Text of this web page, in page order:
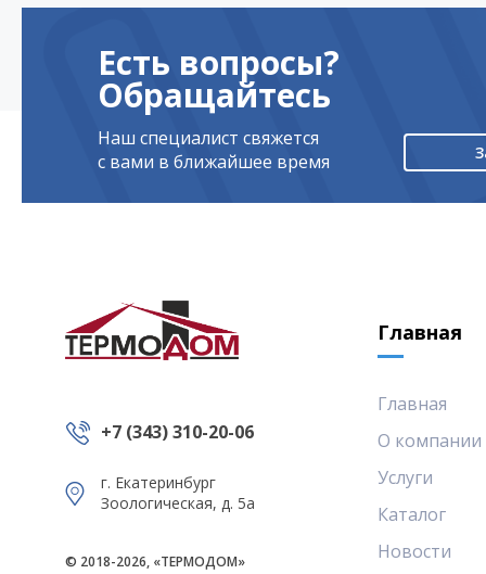
Есть вопросы?
Обращайтесь
Наш специалист свяжется
с вами в ближайшее время
Главная
+7 (343) 310-20-06
г. Екатеринбург
Зоологическая, д. 5а
© 2018-2026, «ТЕРМОДОМ»
Главная
О компании
Услуги
Каталог
Новости